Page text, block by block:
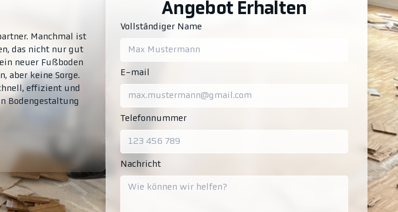
Manchmal ist
das nicht nur gut
neuer Fußboden
aber keine Sorge.
effizient und
Bodengestaltung
Angebot Erhalten
Vollständiger Name
E-mail
Telefonnummer
Nachricht